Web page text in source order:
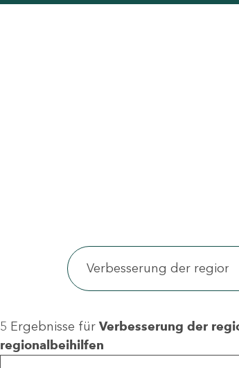
5 Ergebnisse für Verbesserung der
regionalbeihilfen